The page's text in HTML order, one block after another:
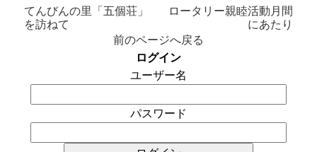
ナ
ビ
の
てんびんの里「五個荘」
を訪ねて
の
ロータリー親睦活動月間
にあたり
前のページへ戻る
ログイン
ユーザー名
パスワード